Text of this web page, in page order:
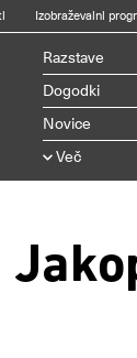
Izobraževalni
Razstave
Dogodki
Novice
Več